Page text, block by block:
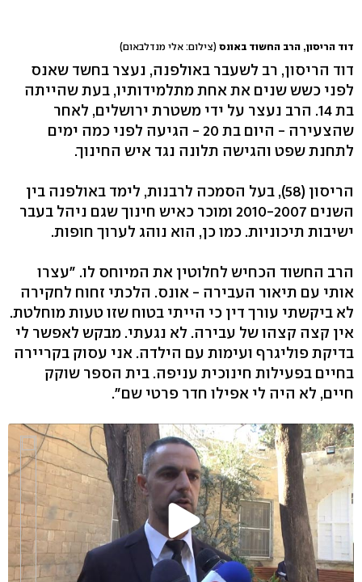
דוד הריסון, הרב החשוד באונס (צילום: אלי מנדלבאום)
דוד הריסון, רב לשעבר באולפנה, נעצר בחשד שאנס
לפני כשש שנים את אחת מתלמידותיו, בעת שהייתה
בת 14. הרב נעצר על ידי משטרת ירושלים, לאחר
שהצעירה - היום בת 20 - הגיעה לפני כמה ימים
לתחנת שפט והגישה תלונה נגד איש החינוך.
הריסון (58), בעל הסמכה לרבנות, לימד באולפנה בין
השנים 2010-2007 ומוכר כאיש חינוך שגם ניהל בעבר
ישיבות תיכוניות. כמו כן, הוא נוהג לערוך חופות.
הרב החשוד הכחיש לחלוטין את המיוחס לו. "עצרו
אותי עם תיאור העבירה - אונס. הלכתי זחוח לחקירה
לא ביקשתי עורך דין כי הייתי בטוח שזו טעות מוחלטת.
אין קצה קצהו של עבירה. לא נגעתי. מבקש לאפשר לי
בדיקת פוליגרף ועימות עם הילדה. אני עסוק בקריירה
בחיים בפעילות חינוכית עניפה. בית הספר שוקק
חיים, לא היה לי אפילו חדר פרטי שם".